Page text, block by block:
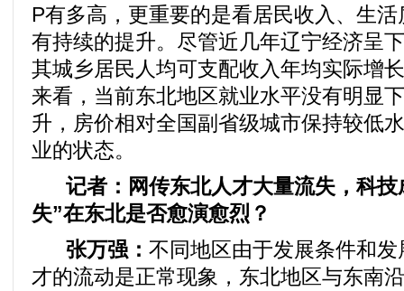
P有多高，更重要的是看居民收入、生
有持续的提升。尽管近几年辽宁经济呈
其城乡居民人均可支配收入年均实际增
来看，当前东北地区就业水平没有明显
升，房价相对全国副省级城市保持较低
业的状态。
记者：网传东北人才大量流失，科
失”在东北是否愈演愈烈？
张万强： 不同地区由于发展条件和
才的流动是正常现象，东北地区与东南